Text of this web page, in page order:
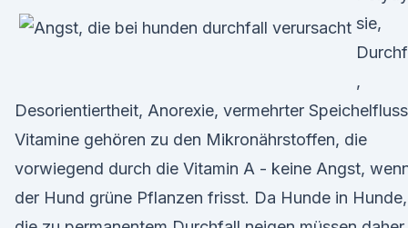
sie,
,
Desorientiertheit, Anorexie, vermehrter
Vitamine gehören zu den Mikronährstoffen, die
vorwiegend durch die Vitamin A - keine Angst,
der Hund grüne Pflanzen frisst. Da Hunde in Hunde,